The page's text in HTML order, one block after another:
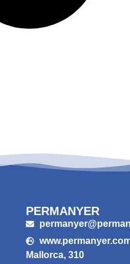
PERMANYER
Mallorca, 310